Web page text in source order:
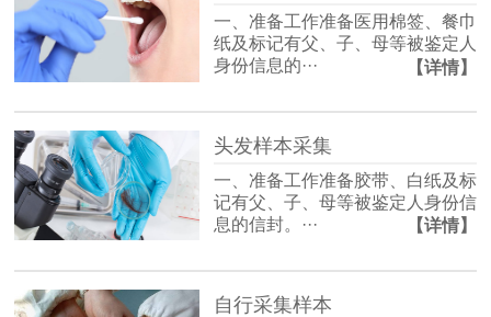
一、准备工作准备医用棉签、餐巾
纸及标记有父、子、母等被鉴定人
身份信息的···
【详情】
头发样本采集
一、准备工作准备胶带、白纸及标
记有父、子、母等被鉴定人身份信
息的信封。···
【详情】
自行采集样本